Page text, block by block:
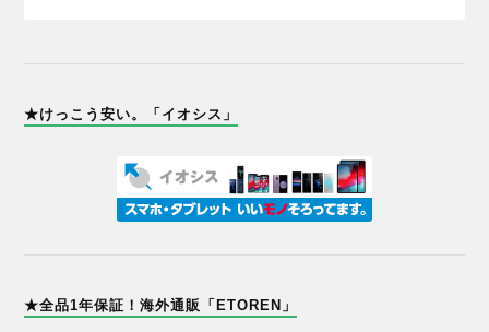
★けっこう安い。「イオシス」
★全品1年保証！海外通販「ETOREN」